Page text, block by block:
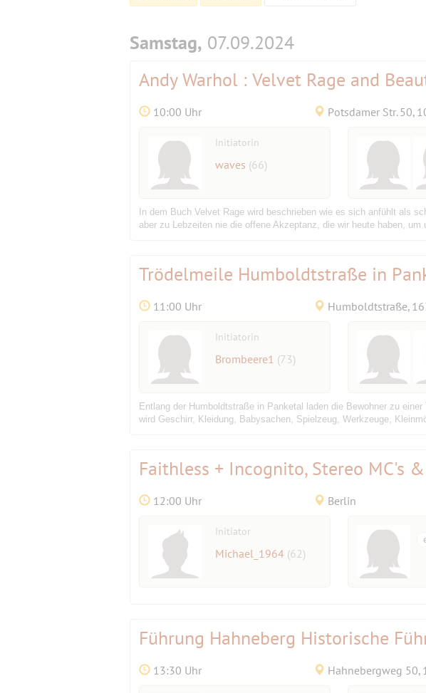
Samstag, 07.09.2024
Andy Warhol : Velvet Rage and
10:00 Uhr Potsdamer Str. 50,
Initiatorin
waves (66)
In dem Buch Velvet Rage wird beschrieben wie es sich anfühlt als
aber zu Lebzeiten nie die offene Akzeptanz, die wir heute haben,
Trödelmeile Humboldtstraße in
11:00 Uhr Humboldtstraße,
Initiatorin
Brombeere1 (73)
Entlang der Humboldtstraße in Panketal laden die Bewohner zu
wird Geschirr, Kleidung, Babysachen, Spielzeug, Werkzeuge,
Faithless + Incognito, Stereo MC's
12:00 Uhr Berlin
Initiator
Michael_1964 (62)
Führung Hahneberg Historische
13:30 Uhr Hahnebergweg 50,